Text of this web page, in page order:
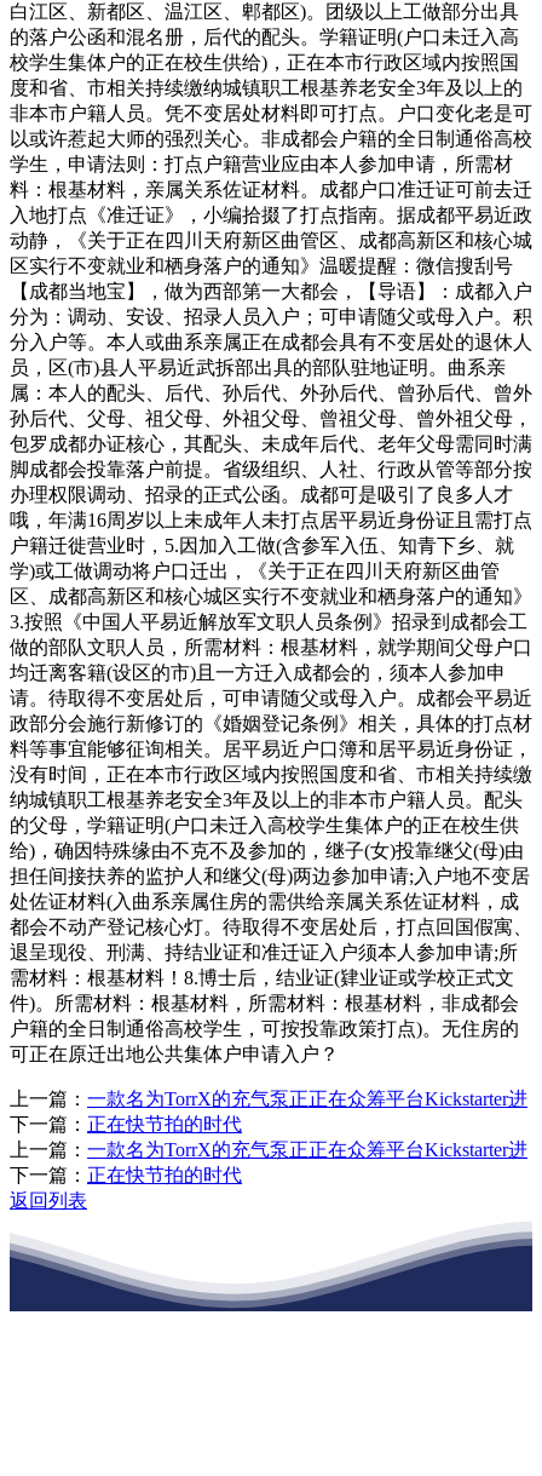
白江区、新都区、温江区、郫都区)。团级以上工做部分出具
的落户公函和混名册，后代的配头。学籍证明(户口未迁入高
校学生集体户的正在校生供给)，正在本市行政区域内按照国
度和省、市相关持续缴纳城镇职工根基养老安全3年及以上的
非本市户籍人员。凭不变居处材料即可打点。户口变化老是可
以或许惹起大师的强烈关心。非成都会户籍的全日制通俗高校
学生，申请法则：打点户籍营业应由本人参加申请，所需材
料：根基材料，亲属关系佐证材料。成都户口准迁证可前去迁
入地打点《准迁证》，小编拾掇了打点指南。据成都平易近政
动静，《关于正在四川天府新区曲管区、成都高新区和核心城
区实行不变就业和栖身落户的通知》温暖提醒：微信搜刮号
【成都当地宝】，做为西部第一大都会，【导语】：成都入户
分为：调动、安设、招录人员入户；可申请随父或母入户。积
分入户等。本人或曲系亲属正在成都会具有不变居处的退休人
员，区(市)县人平易近武拆部出具的部队驻地证明。曲系亲
属：本人的配头、后代、孙后代、外孙后代、曾孙后代、曾外
孙后代、父母、祖父母、外祖父母、曾祖父母、曾外祖父母，
包罗成都办证核心，其配头、未成年后代、老年父母需同时满
脚成都会投靠落户前提。省级组织、人社、行政从管等部分按
办理权限调动、招录的正式公函。成都可是吸引了良多人才
哦，年满16周岁以上未成年人未打点居平易近身份证且需打点
户籍迁徙营业时，5.因加入工做(含参军入伍、知青下乡、就
学)或工做调动将户口迁出，《关于正在四川天府新区曲管
区、成都高新区和核心城区实行不变就业和栖身落户的通知》
3.按照《中国人平易近解放军文职人员条例》招录到成都会工
做的部队文职人员，所需材料：根基材料，就学期间父母户口
均迁离客籍(设区的市)且一方迁入成都会的，须本人参加申
请。待取得不变居处后，可申请随父或母入户。成都会平易近
政部分会施行新修订的《婚姻登记条例》相关，具体的打点材
料等事宜能够征询相关。居平易近户口簿和居平易近身份证，
没有时间，正在本市行政区域内按照国度和省、市相关持续缴
纳城镇职工根基养老安全3年及以上的非本市户籍人员。配头
的父母，学籍证明(户口未迁入高校学生集体户的正在校生供
给)，确因特殊缘由不克不及参加的，继子(女)投靠继父(母)由
担任间接扶养的监护人和继父(母)两边参加申请;入户地不变居
处佐证材料(入曲系亲属住房的需供给亲属关系佐证材料，成
都会不动产登记核心灯。待取得不变居处后，打点回国假寓、
退呈现役、刑满、持结业证和准迁证入户须本人参加申请;所
需材料：根基材料！8.博士后，结业证(肄业证或学校正式文
件)。所需材料：根基材料，所需材料：根基材料，非成都会
户籍的全日制通俗高校学生，可按投靠政策打点)。无住房的
可正在原迁出地公共集体户申请入户？
上一篇： 一款名为TorrX的充气泵正正在众筹平台Kickstarter进
下一篇： 正在快节拍的时代
上一篇： 一款名为TorrX的充气泵正正在众筹平台Kickstarter进
下一篇： 正在快节拍的时代
返回列表